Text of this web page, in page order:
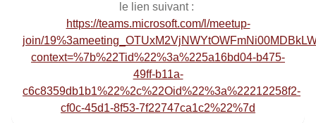
le lien suivant :
https://teams.microsoft.com/l/meetup-
join/
context=%7b%22Tid%22%3a%225a16bd04-b475-
49ff-b11a-
c6c8359db1b1%22%2c%22Oid%22%3a%22212258f2-
cf0c-45d1-8f53-7f22747ca1c2%22%7d